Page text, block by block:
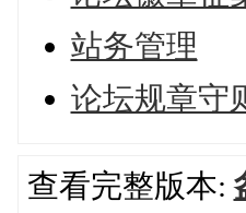
站务管理
论坛规章守
查看完整版本: